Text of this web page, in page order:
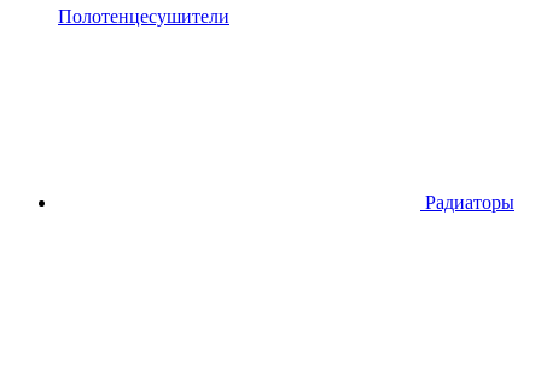
Полотенцесушители
Радиаторы